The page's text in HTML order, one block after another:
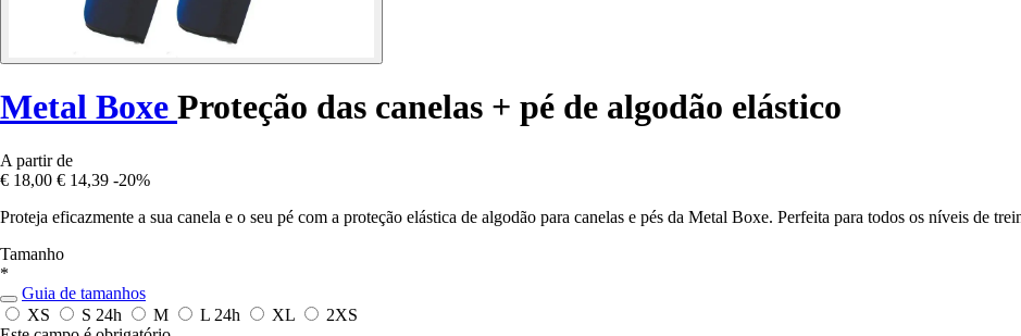
Metal Boxe Proteção das canelas + pé de algodão elástico
A partir de
€ 18,00 € 14,39 -20%
Proteja eficazmente a sua canela e o seu pé com a proteção elástica de algodão para canelas e pés da Metal Boxe. Perfeita para todos os níveis de
Tamanho
*
Guia de tamanhos
XS
S 24h M L 24h XL
2XS